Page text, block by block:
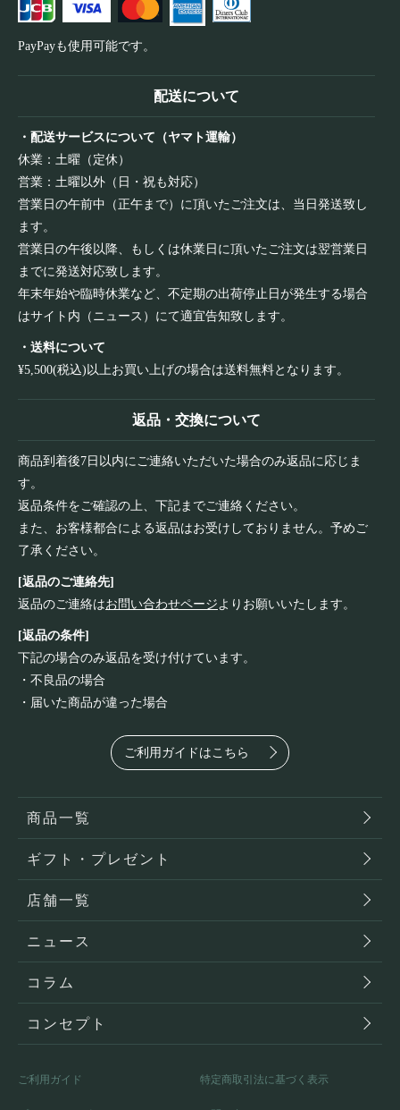
PayPayも使用可能です。
配送について
・配送サービスについて（ヤマト運輸）
休業：土曜（定休）
営業：土曜以外（日・祝も対応）
営業日の午前中（正午まで）に頂いたご注文は、当日発送致し
ます。
営業日の午後以降、もしくは休業日に頂いたご注文は翌営業日
までに発送対応致します。
年末年始や臨時休業など、不定期の出荷停止日が発生する場合
はサイト内（ニュース）にて適宜告知致します。
・送料について
¥5,500(税込)以上お買い上げの場合は送料無料となります。
返品・交換について
商品到着後7日以内にご連絡いただいた場合のみ返品に応じま
す。
返品条件をご確認の上、下記までご連絡ください。
また、お客様都合による返品はお受けしておりません。予めご
了承ください。
[返品のご連絡先]
返品のご連絡はお問い合わせページ よりお願いいたします。
[返品の条件]
下記の場合のみ返品を受け付けています。
・不良品の場合
・届いた商品が違った場合
ご利用ガイドはこちら
商品一覧
ギフト・プレゼント
店舗一覧
ニュース
コラム
コンセプト
ご利用ガイド 特定商取引法に基づく表示